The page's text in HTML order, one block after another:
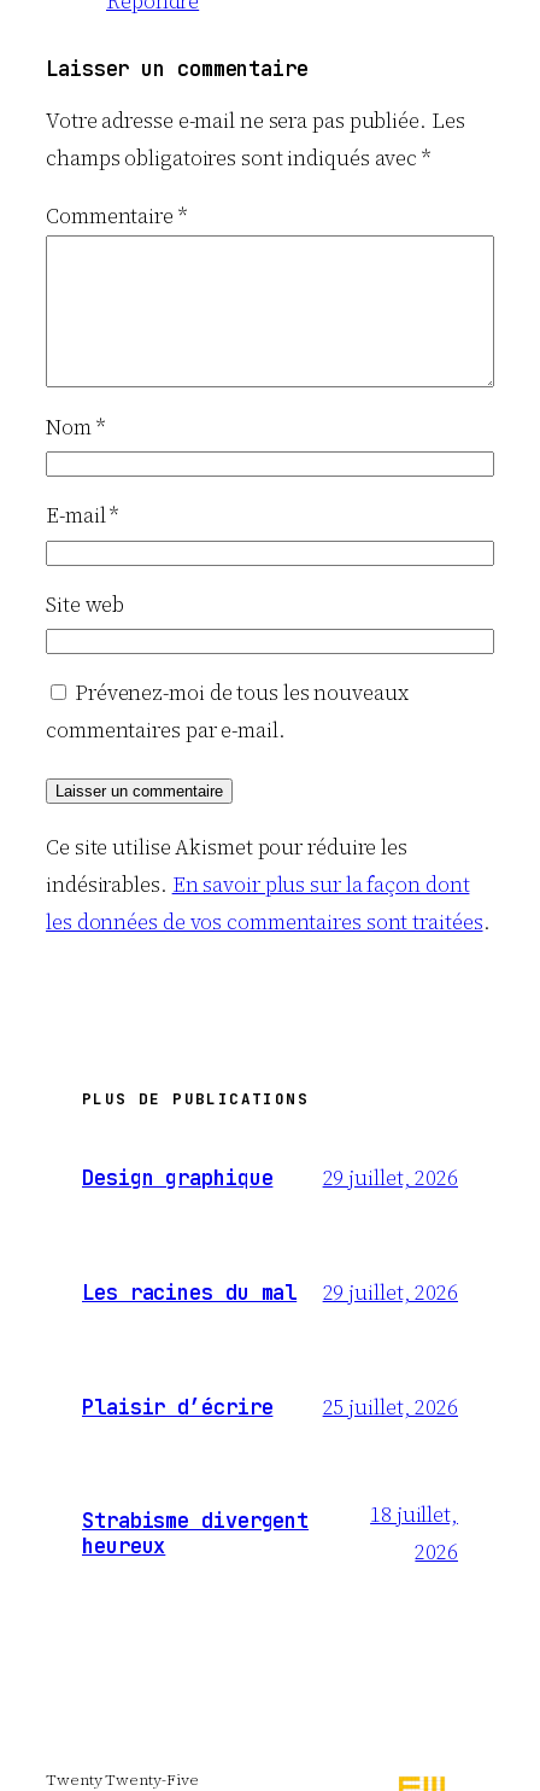
Laisser un commentaire
Votre adresse e-mail ne sera pas publiée. Les
champs obligatoires sont indiqués avec*
Commentaire *
Nom*
E-mail*
Site web
Prévenez-moi de tous les nouveaux
commentaires par e-mail.
Ce site utilise Akismet pour réduire les
indésirables. En savoir plus sur la façon dont
les données de vos commentaires sont traitées.
PLUS DE PUBLICATIONS
Design graphique 29 juillet, 2026
Les racines du mal 29 juillet, 2026
Plaisir d’écrire 25 juillet, 2026
Strabisme divergent
heureux
18 juillet,
2026
Twenty Twenty-Five